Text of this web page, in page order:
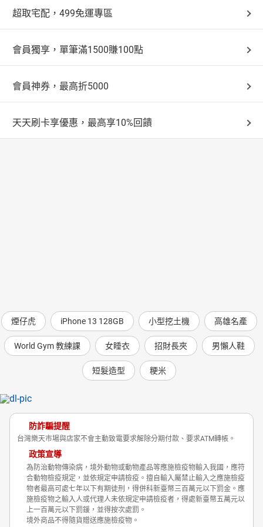
超取宅配，499免運專區
會員獨享，單筆滿1500賺100點
會員神券，最高折5000
天天刷卡享優惠，最高享10%回饋
煙仔虎 iPhone 13 128GB 小型挖土機 高雄名產
World Gym 教練課 女睡衣 招財長夾 男懶人鞋
短髮造型 粳米
防詐騙提醒
台灣樂天市場與店家不會主動致電要求解除分期付款、要求ATM轉帳。
政策宣導
為防治動物傳染病，境外動物或動物產品等應施檢疫物輸入我國，應符
合動物檢疫規定，並依規定申請檢疫。擅自輸入屬禁止輸入之應施檢疫
物者最高可處七年以下有期徒刑，得併科新臺幣三百萬元以下罰金。應
施檢疫物之輸入人或代理人未依規定申請檢疫者，得處新臺幣五萬元以
上一百萬元以下罰鍰，並得按次處罰。
境外商品不得隨貨贈送應施檢疫物。